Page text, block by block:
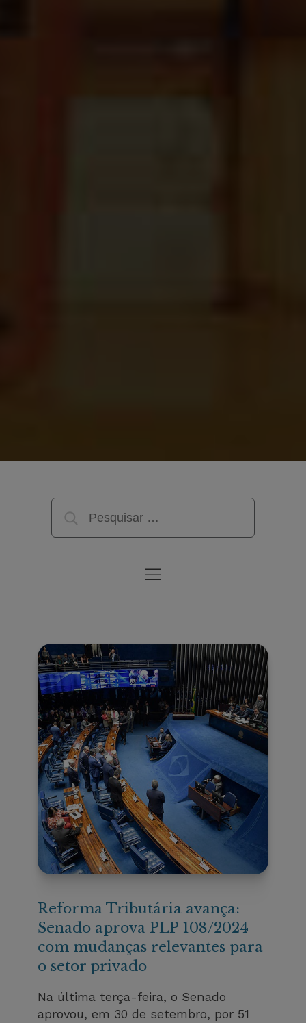
por:
Reforma Tributária avança:
Senado aprova PLP 108/2024
com mudanças relevantes para
o setor privado
Na última terça-feira, o Senado
aprovou, em 30 de setembro, por 51